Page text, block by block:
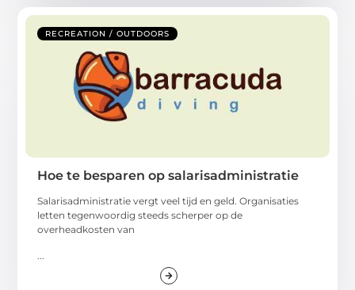
RECREATION / OUTDOORS
Hoe te besparen op salarisadministratie
Salarisadministratie vergt veel tijd en geld. Organisaties
letten tegenwoordig steeds scherper op de
overheadkosten van